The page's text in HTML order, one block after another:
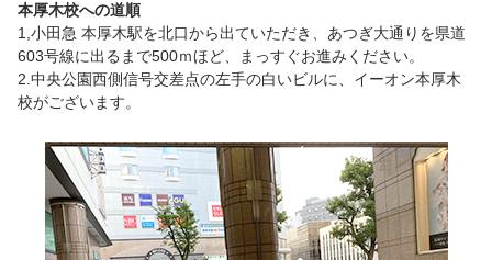
本厚木校への道順
1,小田急 本厚木駅を北口から出ていただき、あつぎ大通りを県道
603号線に出るまで500ｍほど、まっすぐお進みください。
2.中央公園西側信号交差点の左手の白いビルに、イーオン本厚木
校がございます。